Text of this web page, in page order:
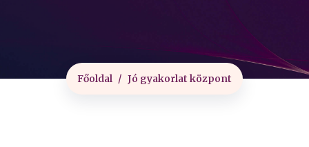
Főoldal Jó gyakorlat központ